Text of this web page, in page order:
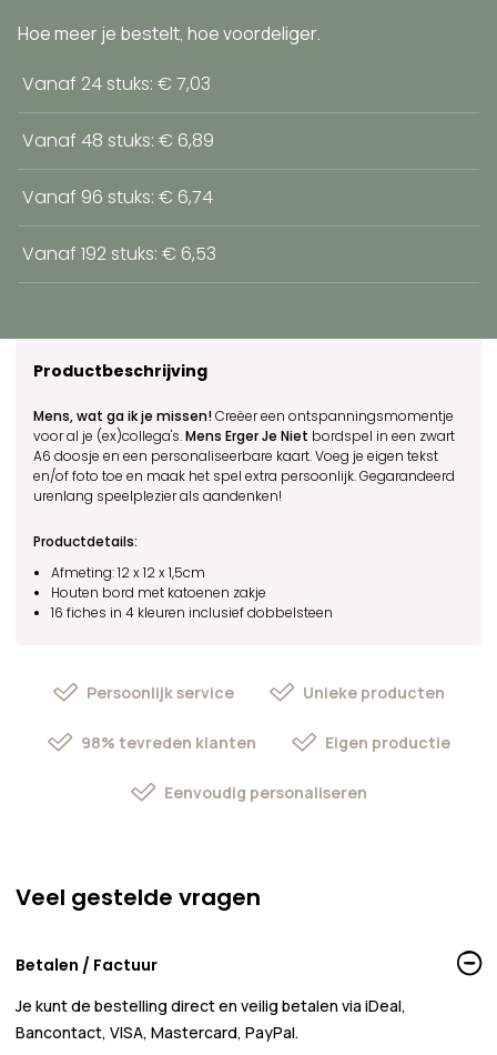
Hoe meer je bestelt, hoe voordeliger.
Vanaf 24 stuks: € 7,03
Vanaf 48 stuks: € 6,89
Vanaf 96 stuks: € 6,74
Vanaf 192 stuks: € 6,53
Productbeschrijving
Mens, wat ga ik je missen!Creëer een ontspanningsmomentje
voor al je (ex)collega's.Mens Erger Je Niet bordspel in een zwart
A6 doosje en een personaliseerbare kaart. Voeg je eigen tekst
en/of foto toe en maak het spel extra persoonlijk. Gegarandeerd
urenlang speelplezier als aandenken!
Productdetails:
Afmeting: 12 x 12 x 1,5cm
Houten bord met katoenen zakje
16 fiches in 4 kleuren inclusief dobbelsteen
Persoonlijk service Unieke producten
98% tevreden klanten Eigen productie
Eenvoudig personaliseren
Veel gestelde vragen
Betalen / Factuur
Je kunt de bestelling direct en veilig betalen via iDeal,
Bancontact, VISA, Mastercard, PayPal.